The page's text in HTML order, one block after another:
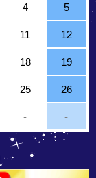
4 5
11 12
18 19
25 26
- -